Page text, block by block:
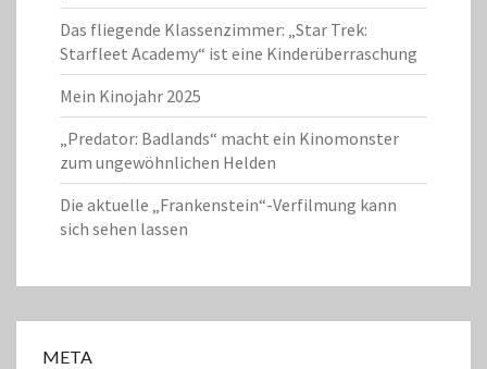
Das fliegende Klassenzimmer: „Star Trek:
Starfleet Academy“ ist eine Kinderüberraschung
Mein Kinojahr 2025
„Predator: Badlands“ macht ein Kinomonster
zum ungewöhnlichen Helden
Die aktuelle „Frankenstein“-Verfilmung kann
sich sehen lassen
META